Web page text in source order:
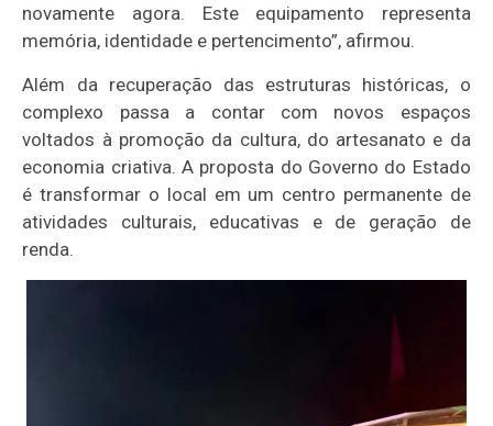
novamente agora. Este equipamento representa
memória, identidade e pertencimento”, afirmou.
Além da recuperação das estruturas históricas, o
complexo passa a contar com novos espaços
voltados à promoção da cultura, do artesanato e da
economia criativa. A proposta do Governo do Estado
é transformar o local em um centro permanente de
atividades culturais, educativas e de geração de
renda.